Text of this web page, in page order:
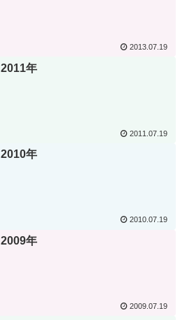
2013.07.19
2011年
2011.07.19
2010年
2010.07.19
2009年
2009.07.19